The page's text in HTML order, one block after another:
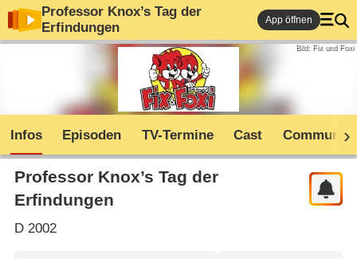
Professor Knox’s Tag der
Erfindungen
App öffnen
Bild: Fix und Foxi
Infos Episoden TV-Termine Cast Community
Professor Knox’s Tag der
Erfindungen
D2002